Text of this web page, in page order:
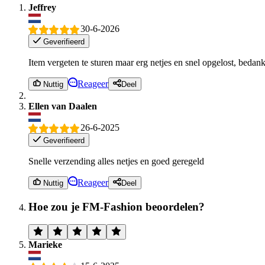
Jeffrey
30-6-2026
Geverifieerd
Item vergeten te sturen maar erg netjes en snel opgelost,
Nuttig Reageer Deel
Ellen van Daalen
26-6-2025
Geverifieerd
Snelle verzending alles netjes en goed geregeld
Nuttig Reageer Deel
Hoe zou je FM-Fashion beoordelen?
Marieke